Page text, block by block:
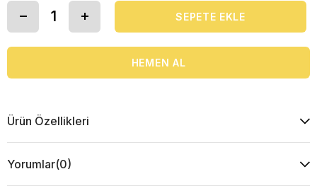
Ürün Özellikleri
Yorumlar(0)